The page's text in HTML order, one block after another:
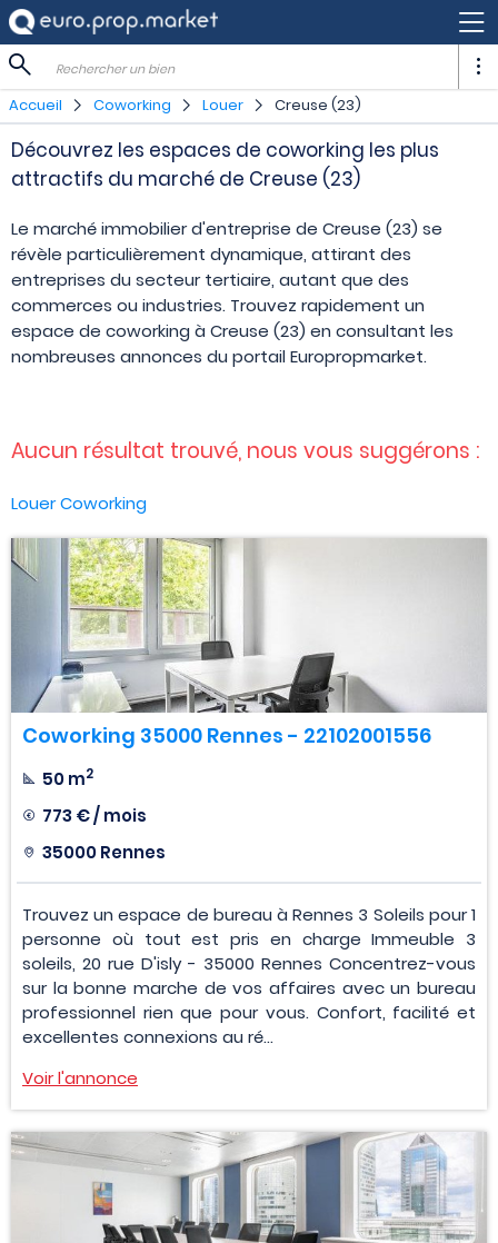
Rechercher un bien
Accueil Coworking Louer Creuse (23)
Découvrez les espaces de coworking les plus
attractifs du marché de Creuse (23)
Le marché immobilier d'entreprise de Creuse (23) se
révèle particulièrement dynamique, attirant des
entreprises du secteur tertiaire, autant que des
commerces ou industries. Trouvez rapidement un
espace de coworking à Creuse (23) en consultant les
nombreuses annonces du portail Europropmarket.
Aucun résultat trouvé, nous vous suggérons :
Louer Coworking
Coworking 35000 Rennes - 22102001556
50 m2
773 € / mois
35000 Rennes
Trouvez un espace de bureau à Rennes 3 Soleils pour 1
personne où tout est pris en charge Immeuble 3
soleils, 20 rue D'isly - 35000 Rennes Concentrez-vous
sur la bonne marche de vos affaires avec un bureau
professionnel rien que pour vous. Confort, facilité et
excellentes connexions au ré...
Voir l'annonce